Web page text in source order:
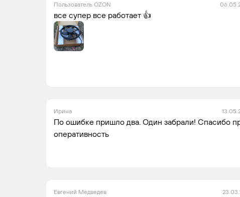
Пользователь OZON
все супер все работает 👍
Ирина
По ошибке пришло два. Один забрали! Спасибо
оперативность
Евгений Медведев